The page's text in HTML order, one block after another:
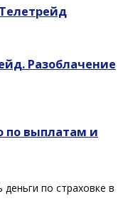
Разоблачение
по выплатам и
по страховке в